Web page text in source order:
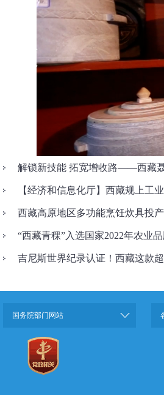
解锁新技能 拓宽增收路——西藏
【经济和信息化厅】西藏规上工
西藏高原地区多功能烹饪炊具投产
“西藏青稞”入选国家2022年农业
吉尼斯世界纪录认证！西藏这款
国务院部门网站